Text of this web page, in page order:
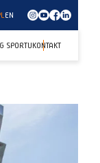
EN
SPORTUKONTAKT